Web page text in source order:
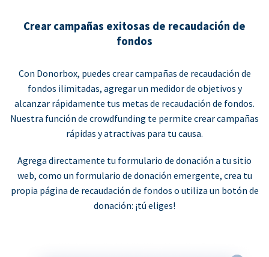
Crear campañas exitosas de recaudación de
fondos
Con Donorbox, puedes crear campañas de recaudación de
fondos ilimitadas, agregar un medidor de objetivos y
alcanzar rápidamente tus metas de recaudación de fondos.
Nuestra función de crowdfunding te permite crear campañas
rápidas y atractivas para tu causa.
Agrega directamente tu formulario de donación a tu sitio
web, como un formulario de donación emergente, crea tu
propia página de recaudación de fondos o utiliza un botón de
donación: ¡tú eliges!